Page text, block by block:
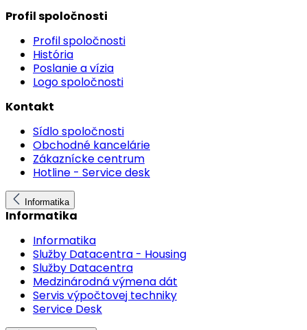
Profil spoločnosti
Profil spoločnosti
História
Poslanie a vízia
Logo spoločnosti
Kontakt
Sídlo spoločnosti
Obchodné kancelárie
Zákaznícke centrum
Hotline - Service desk
Informatika
Informatika
Informatika
Služby Datacentra - Housing
Služby Datacentra
Medzinárodná výmena dát
Servis výpočtovej techniky
Service Desk